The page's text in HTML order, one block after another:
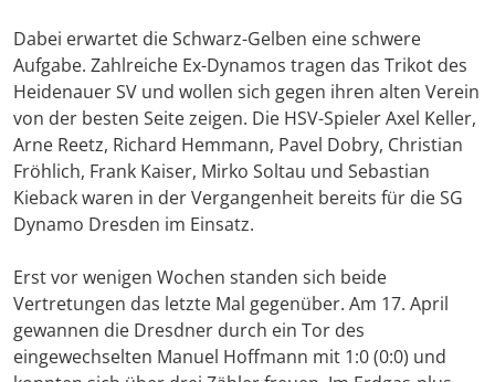
Dabei erwartet die Schwarz-Gelben eine schwere
Aufgabe. Zahlreiche Ex-Dynamos tragen das Trikot des
Heidenauer SV und wollen sich gegen ihren alten Verein
von der besten Seite zeigen. Die HSV-Spieler Axel Keller,
Arne Reetz, Richard Hemmann, Pavel Dobry, Christian
Fröhlich, Frank Kaiser, Mirko Soltau und Sebastian
Kieback waren in der Vergangenheit bereits für die SG
Dynamo Dresden im Einsatz.
Erst vor wenigen Wochen standen sich beide
Vertretungen das letzte Mal gegenüber. Am 17. April
gewannen die Dresdner durch ein Tor des
eingewechselten Manuel Hoffmann mit 1:0 (0:0) und